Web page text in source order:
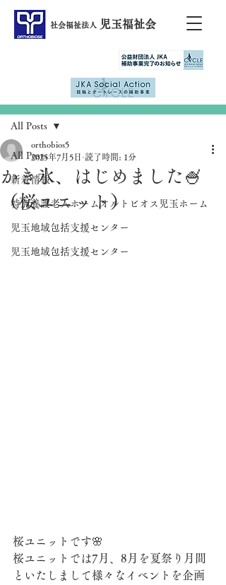
社会福祉法人 児玉福祉会
All Posts
新着情報
特別養護老人ホームオルトビオス児玉ホーム
児玉地域包括支援センター
児玉地域包括支援センター
All Posts
かき氷、はじめました🍧
（桜ユニット）
orthobios5
2025年7月5日 読了時間: 1分
桜ユニットです🌸
桜ユニットでは7月、8月を夏祭り月間
といたしまして様々なイベントを企画